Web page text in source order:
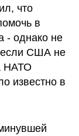
что
в
- однако не
если США не
НАТО
известно в